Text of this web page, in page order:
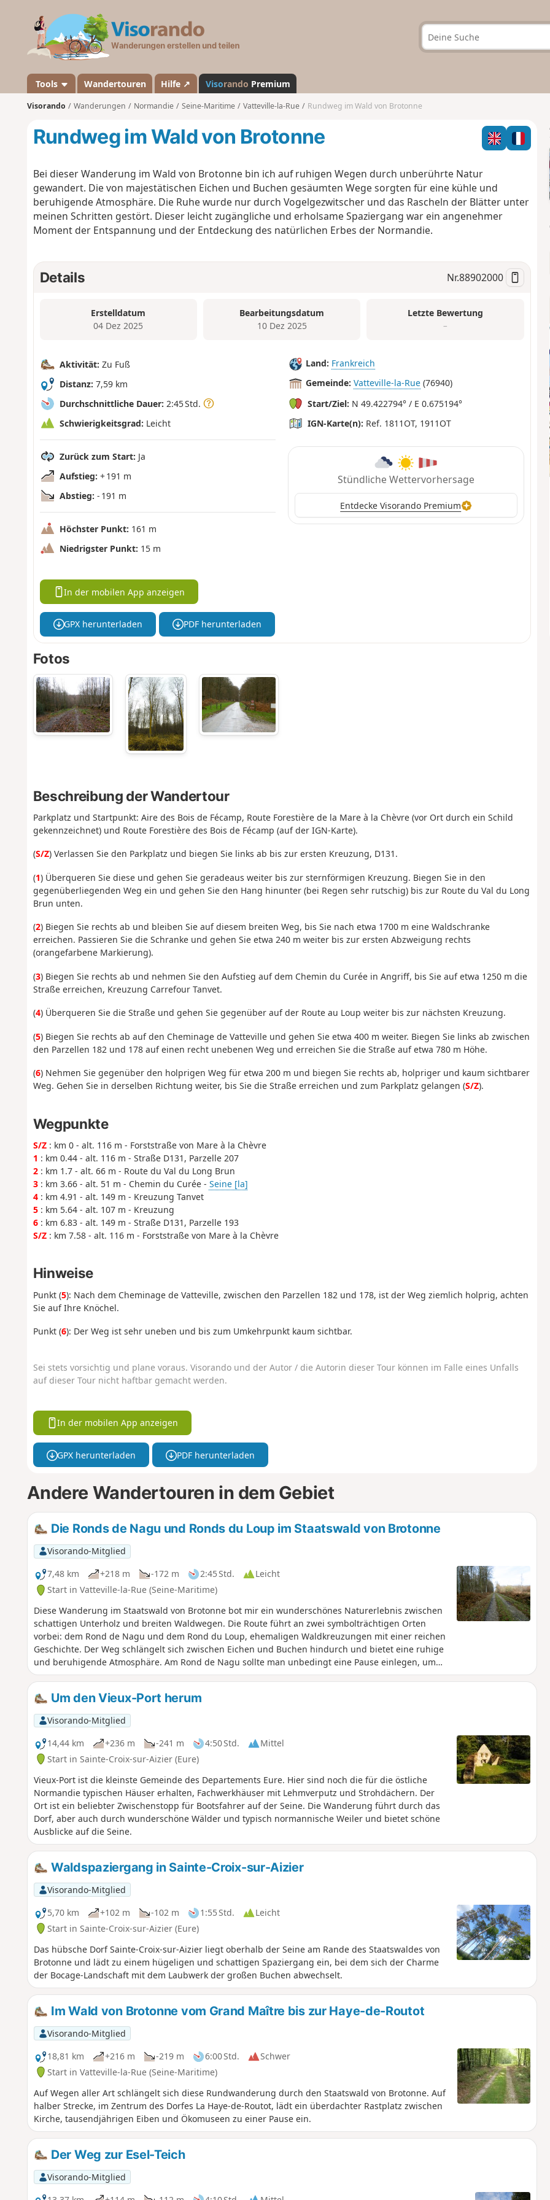
a
n
d
Tools Wandertouren Hilfe ↗ Visorando Premium
Visorando Wanderungen Normandie Seine-Maritime Vatteville-la-Rue Rundweg im Wald von Brotonne
Rundweg im Wald von Brotonne
Bei dieser Wanderung im Wald von Brotonne bin ich auf ruhigen Wegen durch unberührte Natur
gewandert. Die von majestätischen Eichen und Buchen gesäumten Wege sorgten für eine kühle und
beruhigende Atmosphäre. Die Ruhe wurde nur durch Vogelgezwitscher und das Rascheln der Blätter unter
meinen Schritten gestört. Dieser leicht zugängliche und erholsame Spaziergang war ein angenehmer
Moment der Entspannung und der Entdeckung des natürlichen Erbes der Normandie.
Details Nr.88902000
Erstelldatum
04 Dez 2025
Bearbeitungsdatum
10 Dez 2025
Letzte Bewertung
–
Aktivität: Zu Fuß
Distanz: 7,59 km
Durchschnittliche Dauer: 2:45 Std.
Schwierigkeitsgrad: Leicht
Zurück zum Start: Ja
Aufstieg: + 191 m
Abstieg: - 191 m
Höchster Punkt: 161 m
Niedrigster Punkt: 15 m
Land: Frankreich
Gemeinde: Vatteville-la-Rue (76940)
Start/Ziel: N 49.422794° / E 0.675194°
IGN-Karte(n): Ref. 1811OT, 1911OT
Stündliche Wettervorhersage
Entdecke Visorando Premium
In der mobilen App anzeigen
GPX herunterladen PDF herunterladen
Fotos
Beschreibung der Wandertour
Parkplatz und Startpunkt: Aire des Bois de Fécamp, Route Forestière de la Mare à la Chèvre (vor Ort durch ein Schild
gekennzeichnet) und Route Forestière des Bois de Fécamp (auf der IGN-Karte).
(S/Z) Verlassen Sie den Parkplatz und biegen Sie links ab bis zur ersten Kreuzung, D131.
(1) Überqueren Sie diese und gehen Sie geradeaus weiter bis zur sternförmigen Kreuzung. Biegen Sie in den
gegenüberliegenden Weg ein und gehen Sie den Hang hinunter (bei Regen sehr rutschig) bis zur Route du Val du Long
Brun unten.
(2) Biegen Sie rechts ab und bleiben Sie auf diesem breiten Weg, bis Sie nach etwa 1700 m eine Waldschranke
erreichen. Passieren Sie die Schranke und gehen Sie etwa 240 m weiter bis zur ersten Abzweigung rechts
(orangefarbene Markierung).
(3) Biegen Sie rechts ab und nehmen Sie den Aufstieg auf dem Chemin du Curée in Angriff, bis Sie auf etwa 1250 m die
Straße erreichen, Kreuzung Carrefour Tanvet.
(4) Überqueren Sie die Straße und gehen Sie gegenüber auf der Route au Loup weiter bis zur nächsten Kreuzung.
(5) Biegen Sie rechts ab auf den Cheminage de Vatteville und gehen Sie etwa 400 m weiter. Biegen Sie links ab zwischen
den Parzellen 182 und 178 auf einen recht unebenen Weg und erreichen Sie die Straße auf etwa 780 m Höhe.
(6) Nehmen Sie gegenüber den holprigen Weg für etwa 200 m und biegen Sie rechts ab, holpriger und kaum sichtbarer
Weg. Gehen Sie in derselben Richtung weiter, bis Sie die Straße erreichen und zum Parkplatz gelangen (S/Z).
Wegpunkte
S/Z: km 0 - alt. 116 m - Forststraße von Mare à la Chèvre
1 : km 0.44 - alt. 116 m - Straße D131, Parzelle 207
2: km 1.7 - alt. 66 m - Route du Val du Long Brun
3: km 3.66 - alt. 51 m - Chemin du Curée - Seine [la]
4: km 4.91 - alt. 149 m - Kreuzung Tanvet
5: km 5.64 - alt. 107 m - Kreuzung
6: km 6.83 - alt. 149 m - Straße D131, Parzelle 193
S/Z: km 7.58 - alt. 116 m - Forststraße von Mare à la Chèvre
Hinweise
Punkt (5): Nach dem Cheminage de Vatteville, zwischen den Parzellen 182 und 178, ist der Weg ziemlich holprig, achten
Sie auf Ihre Knöchel.
Punkt (6): Der Weg ist sehr uneben und bis zum Umkehrpunkt kaum sichtbar.
Sei stets vorsichtig und plane voraus. Visorando und der Autor / die Autorin dieser Tour können im Falle eines Unfalls
auf dieser Tour nicht haftbar gemacht werden.
In der mobilen App anzeigen
GPX herunterladen PDF herunterladen
Andere Wandertouren in dem Gebiet
Die Ronds de Nagu und Ronds du Loup im Staatswald von Brotonne
Visorando-Mitglied
7,48 km
+218 m -172 m 2:45 Std.
Leicht
Start in Vatteville-la-Rue (Seine-Maritime)
Diese Wanderung im Staatswald von Brotonne bot mir ein wunderschönes Naturerlebnis zwischen
schattigen Unterholz und breiten Waldwegen. Die Route führt an zwei symbolträchtigen Orten
vorbei: dem Rond de Nagu und dem Rond du Loup, ehemaligen Waldkreuzungen mit einer reichen
Geschichte. Der Weg schlängelt sich zwischen Eichen und Buchen hindurch und bietet eine ruhige
und beruhigende Atmosphäre. Am Rond de Nagu sollte man unbedingt eine Pause einlegen, um
die offene Landschaft und die Stille des Waldes zu genießen, die nur vom Gesang der Vögel
zusammenlaufen und schöne Ausblicke auf die umliegenden Gebirge bieten.
Um den Vieux-Port herum
Visorando-Mitglied
14,44 km
+236 m -241 m 4:50 Std.
Mittel
Start in Sainte-Croix-sur-Aizier (Eure)
Vieux-Port ist die kleinste Gemeinde des Departements Eure. Hier sind noch die für die östliche
Normandie typischen Häuser erhalten, Fachwerkhäuser mit Lehmverputz und Strohdächern. Der
Ort ist ein beliebter Zwischenstopp für Bootsfahrer auf der Seine. Die Wanderung führt durch das
Dorf, aber auch durch wunderschöne Wälder und typisch normannische Weiler und bietet schöne
Ausblicke auf die Seine.
Waldspaziergang in Sainte-Croix-sur-Aizier
Visorando-Mitglied
5,70 km
+102 m -102 m 1:55 Std.
Leicht
Start in Sainte-Croix-sur-Aizier (Eure)
Das hübsche Dorf Sainte-Croix-sur-Aizier liegt oberhalb der Seine am Rande des Staatswaldes von
Brotonne und lädt zu einem hügeligen und schattigen Spaziergang ein, bei dem sich der Charme
der Bocage-Landschaft mit dem Laubwerk der großen Buchen abwechselt.
Im Wald von Brotonne vom Grand Maître bis zur Haye-de-Routot
Visorando-Mitglied
18,81 km
+216 m -219 m 6:00 Std.
Schwer
Start in Vatteville-la-Rue (Seine-Maritime)
Auf Wegen aller Art schlängelt sich diese Rundwanderung durch den Staatswald von Brotonne. Auf
halber Strecke, im Zentrum des Dorfes La Haye-de-Routot, lädt ein überdachter Rastplatz zwischen
Kirche, tausendjährigen Eiben und Ökomuseen zu einer Pause ein.
Der Weg zur Esel-Teich
Visorando-Mitglied